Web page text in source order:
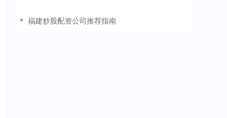
​福建炒股配资公司推荐指南